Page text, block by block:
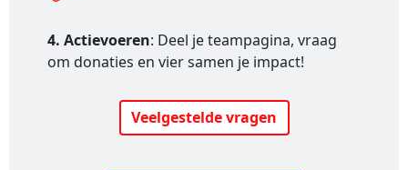
4. Actievoeren: Deel je teampagina, vraag
om donaties en vier samen je impact!
Veelgestelde vragen